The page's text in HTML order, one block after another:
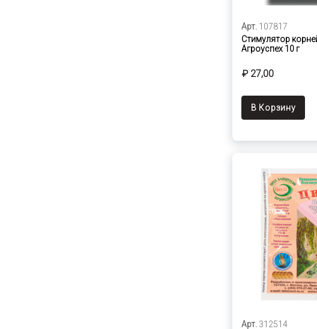
Арт. 107817
Стимулятор
Агроуспех 10 г
₽ 27,00
В Корзину
Арт. 312514